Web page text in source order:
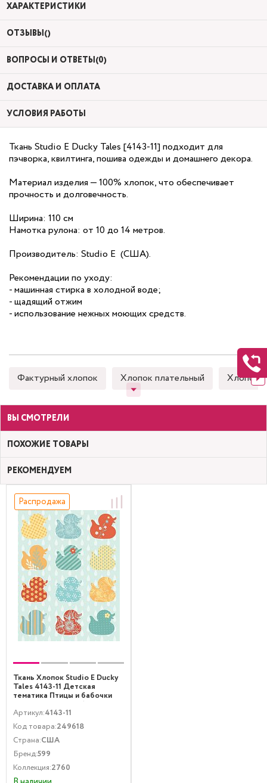
ХАРАКТЕРИСТИКИ
ОТЗЫВЫ()
ВОПРОСЫ И ОТВЕТЫ(0)
ДОСТАВКА И ОПЛАТА
УСЛОВИЯ РАБОТЫ
Ткань Studio E Ducky Tales [4143-11] подходит для
пэчворка, квилтинга, пошива одежды и домашнего декора.
Материал изделия — 100% хлопок, что обеспечивает
прочность и долговечность.
Ширина: 110 см
Намотка рулона: от 10 до 14 метров.
Производитель: Studio E (США).
Рекомендации по уходу:
- машинная стирка в холодной воде;
- щадящий отжим
- использование нежных моющих средств.
Фактурный хлопок Хлопок плательный Хлопок
ВЫ СМОТРЕЛИ
ПОХОЖИЕ ТОВАРЫ
РЕКОМЕНДУЕМ
Распродажа
Ткань Хлопок Studio E Ducky
Tales 4143-11 Детская
тематика Птицы и бабочки
Мультиколор Голубой
Артикул:4143-11
Код товара:249618
Страна:США
Бренд:599
Коллекция:2760